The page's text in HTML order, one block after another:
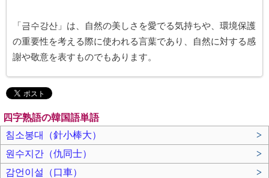
「금수강산」は、自然の美しさを愛でる気持ちや、環境保護
の重要性を考える際に使われる言葉であり、自然に対する感
謝や敬意を表すものでもあります。
四字熟語の韓国語単語
침소봉대（針小棒大）
>
원수지간（仇同士）
>
감언이설（口車）
>